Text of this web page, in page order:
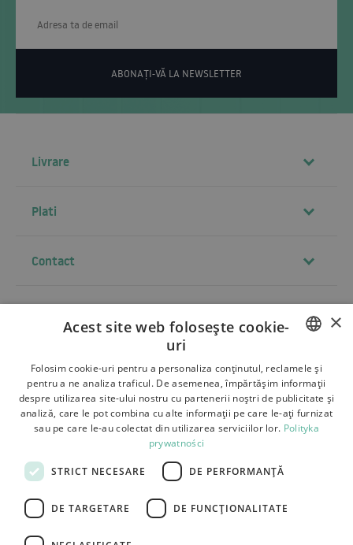
ABONAȚI-VĂ LA NEWSLETTER
Livrare
Plati
Contact
Retururi si reclamatii
Contact
POLISH
BULGARIAN
CZECH
SPANISH
×
Acest site web folosește cookie-
uri
Folosim cookie-uri pentru a personaliza conținutul, reclamele și
pentru a ne analiza traficul. De asemenea, împărtășim informații
despre utilizarea site-ului nostru cu partenerii noștri de publicitate și
analiză, care le pot combina cu alte informații pe care le-ați furnizat
sau pe care le-au colectat din utilizarea serviciilor lor. Polityka
prywatności
STRICT NECESARE DE PERFORMANȚĂ
DE TARGETARE DE FUNCŢIONALITATE